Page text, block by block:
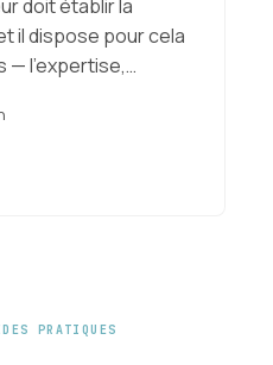
doit établir la
il dispose pour cela
— l’expertise,…
PRATIQUES